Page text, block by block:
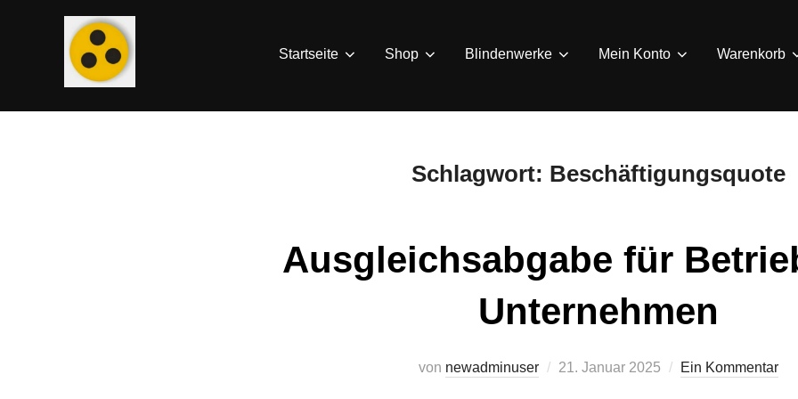
Startseite Shop Blindenwerke Mein Konto Warenkorb
Schlagwort: Beschäftigungsquote
Ausgleichsabgabe für
Unternehmen
von newadminuser
Veröffentlicht
21. Januar 2025 Ein Kommentar